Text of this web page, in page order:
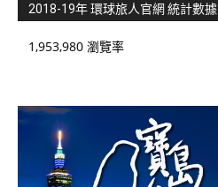
2018-19年 環球旅人官網 統計數據
1,953,980 瀏覽率